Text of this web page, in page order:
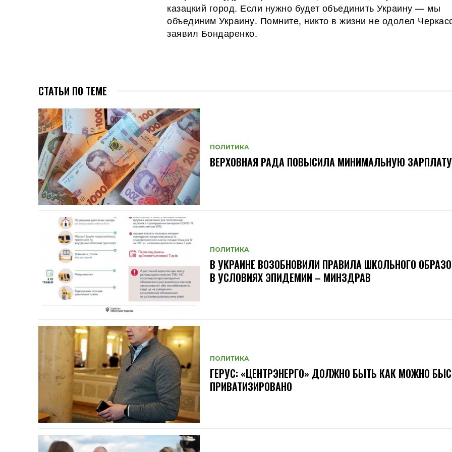
казацкий город. Если нужно будет объединить Украину — мы
объединим Украину. Помните, никто в жизни не одолел
заявил Бондаренко.
СТАТЬИ ПО ТЕМЕ
ПОЛИТИКА
ВЕРХОВНАЯ РАДА ПОВЫСИЛА МИНИМАЛЬНУЮ ЗАРПЛАТУ
ПОЛИТИКА
В УКРАИНЕ ВОЗОБНОВИЛИ ПРАВИЛА ШКОЛЬНОГО
В УСЛОВИЯХ ЭПИДЕМИИ – МИНЗДРАВ
ПОЛИТИКА
ГЕРУС: «ЦЕНТРЭНЕРГО» ДОЛЖНО БЫТЬ КАК МОЖНО
ПРИВАТИЗИРОВАНО